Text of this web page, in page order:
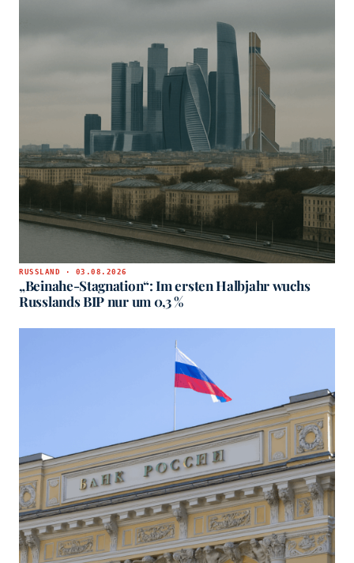
RUSSLAND · 03.08.2026
„Beinahe-Stagnation“: Im ersten Halbjahr wuchs
Russlands BIP nur um 0,3 %